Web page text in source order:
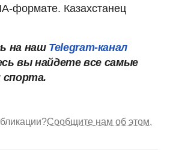
формате. Казахстанец
на наш Telegram-канал
вы найдете все самые
спорта.
Сообщите нам об этом.